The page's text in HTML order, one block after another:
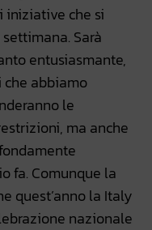
iniziative che si
Sarà
entusiasmante,
abbiamo
le
ma anche
fa. Comunque la
quest’anno la Italy
nazionale